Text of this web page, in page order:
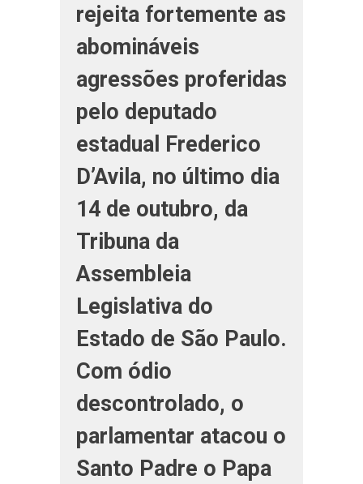
rejeita fortemente as
abomináveis
agressões proferidas
pelo deputado
estadual Frederico
D’Avila, no último dia
14 de outubro, da
Tribuna da
Assembleia
Legislativa do
Estado de São Paulo.
Com ódio
descontrolado, o
parlamentar atacou o
Santo Padre o Papa